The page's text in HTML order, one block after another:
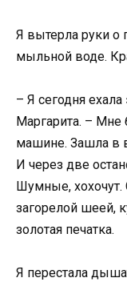
Я вытерла руки о
мыльной воде.
– Я сегодня
Маргарита. – Мне
машине. Зашла в
И через две
Шумные, хохочут.
загорелой шеей,
золотая печатка.
Я перестала